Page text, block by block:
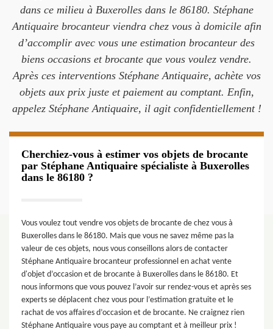
dans ce milieu à Buxerolles dans le 86180. Stéphane
Antiquaire brocanteur viendra chez vous à domicile afin
d’accomplir avec vous une estimation brocanteur des
biens occasions et brocante que vous voulez vendre.
Après ces interventions Stéphane Antiquaire, achète vos
objets aux prix juste et paiement au comptant. Enfin,
appelez Stéphane Antiquaire, il agit confidentiellement !
Cherchiez-vous à estimer vos objets de brocante
par Stéphane Antiquaire spécialiste à Buxerolles
dans le 86180 ?
Vous voulez tout vendre vos objets de brocante de chez vous à
Buxerolles dans le 86180. Mais que vous ne savez même pas la
valeur de ces objets, nous vous conseillons alors de contacter
Stéphane Antiquaire brocanteur professionnel en achat vente
d'objet d’occasion et de brocante à Buxerolles dans le 86180. Et
nous informons que vous pouvez l’avoir sur rendez-vous et après ses
experts se déplacent chez vous pour l’estimation gratuite et le
rachat de vos affaires d’occasion et de brocante. Ne craignez rien
Stéphane Antiquaire vous paye au comptant et à meilleur prix !